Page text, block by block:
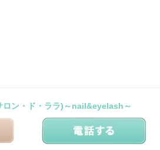
ン・ド・ララ)～nail&eyelash～